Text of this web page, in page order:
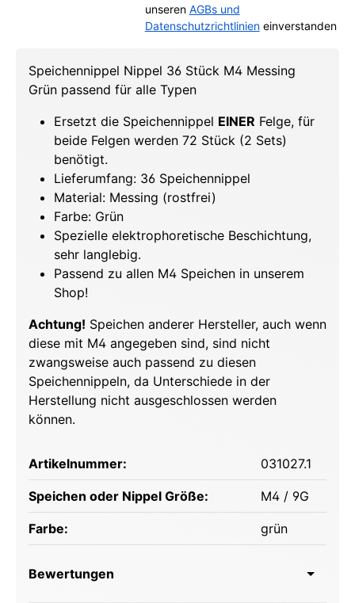
unseren AGBs und
Datenschutzrichtlinieneinverstanden
Speichennippel Nippel 36 Stück M4 Messing
Grün passend für alle Typen
Ersetzt die Speichennippel EINER Felge, für
beide Felgen werden 72 Stück (2 Sets)
benötigt.
Lieferumfang: 36 Speichennippel
Material: Messing (rostfrei)
Farbe: Grün
Spezielle elektrophoretische Beschichtung,
sehr langlebig.
Passend zu allen M4 Speichen in unserem
Shop!
Achtung! Speichen anderer Hersteller, auch wenn
diese mit M4 angegeben sind, sind nicht
zwangsweise auch passend zu diesen
Speichennippeln, da Unterschiede in der
Herstellung nicht ausgeschlossen werden
können.
Artikelnummer: 031027.1
Speichen oder Nippel Größe: M4 / 9G
Farbe: grün
Bewertungen